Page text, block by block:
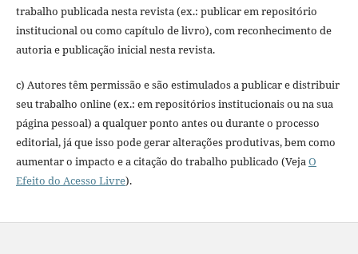
trabalho publicada nesta revista (ex.: publicar em repositório
institucional ou como capítulo de livro), com reconhecimento de
autoria e publicação inicial nesta revista.
c) Autores têm permissão e são estimulados a publicar e distribuir
seu trabalho online (ex.: em repositórios institucionais ou na sua
página pessoal) a qualquer ponto antes ou durante o processo
editorial, já que isso pode gerar alterações produtivas, bem como
aumentar o impacto e a citação do trabalho publicado (VejaO
Efeito do Acesso Livre).